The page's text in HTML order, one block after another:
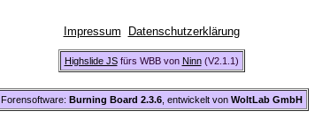
Impressum Datenschutzerklärung
Highslide JSfürs WBB von Ninn(V2.1.1)
Forensoftware: Burning Board 2.3.6, entwickelt von WoltLab GmbH